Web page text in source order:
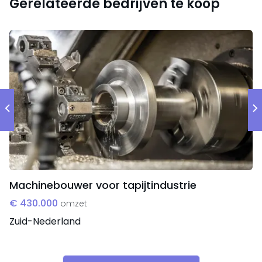
Gerelateerde bedrijven te koop
Machinebouwer voor tapijtindustrie
€ 430.000 omzet
Zuid-Nederland